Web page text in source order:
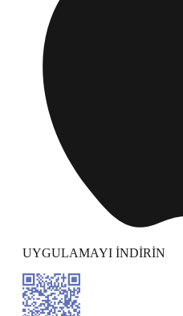
UYGULAMAYI İNDİRİN